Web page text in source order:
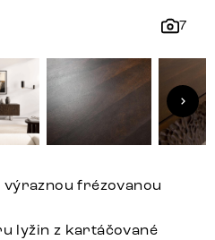
7
výraznou frézovanou
lyžin z kartáčované